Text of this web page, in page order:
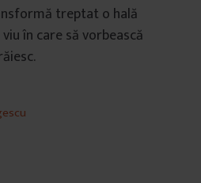
treptat o hală
în care să vorbească